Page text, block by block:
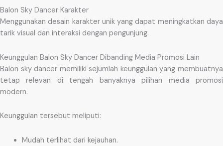
Balon Sky Dancer Karakter
Menggunakan desain karakter unik yang dapat meningkatkan daya
tarik visual dan interaksi dengan pengunjung.
Keunggulan Balon Sky Dancer Dibanding Media Promosi Lain
Balon sky dancer memiliki sejumlah keunggulan yang membuatnya
tetap relevan di tengah banyaknya pilihan media promosi
modern.
Keunggulan tersebut meliputi:
Mudah terlihat dari kejauhan.